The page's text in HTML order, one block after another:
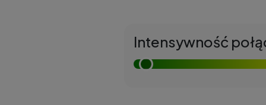
Intensywność